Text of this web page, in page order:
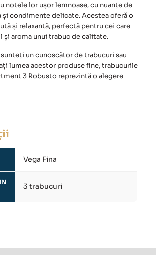
notele lor ușor lemnoase, cu nuanțe de
și condimente delicate. Acestea oferă o
și relaxantă, perfectă pentru cei care
și aroma unui trabuc de calitate.
un cunoscător de trabucuri sau
lumea acestor produse fine, trabucurile
3 Robusto reprezintă o alegere
Vega Fina
3 trabucuri